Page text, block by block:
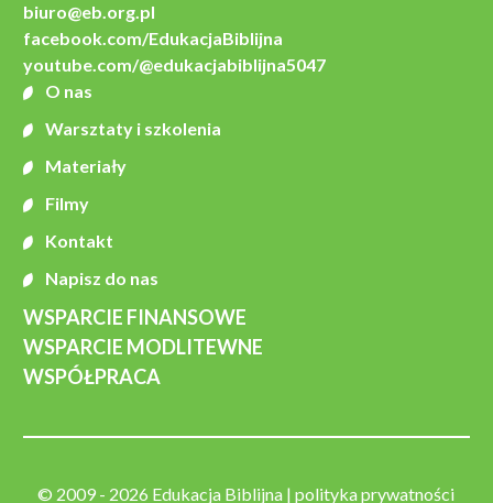
biuro@eb.org.pl
facebook.com/EdukacjaBiblijna
youtube.com/@edukacjabiblijna5047
O nas
Warsztaty i szkolenia
Materiały
Filmy
Kontakt
Napisz do nas
WSPARCIE FINANSOWE
WSPARCIE MODLITEWNE
WSPÓŁPRACA
© 2009 - 2026 Edukacja Biblijna |polityka prywatności